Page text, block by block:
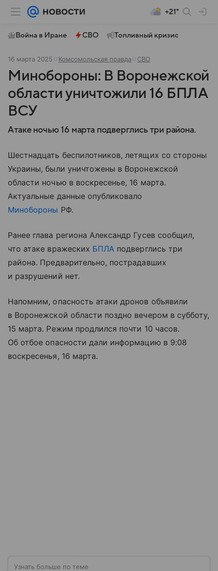
+21°
Война в Иране СВО Топливный кризис
16 марта 2025 Комсомольская правда СВО
Минобороны: В Воронежской
области уничтожили 16 БПЛА
ВСУ
Атаке ночью 16 марта подверглись три района.
Шестнадцать беспилотников, летящих со стороны
Украины, были уничтожены в Воронежской
области ночью в воскресенье, 16 марта.
Актуальные данные опубликовало
Минобороны РФ.
Ранее глава региона Александр Гусев сообщил,
что атаке вражеских БПЛА подверглись три
района. Предварительно, пострадавших
и разрушений нет.
Напомним, опасность атаки дронов объявили
в Воронежской области поздно вечером в субботу,
15 марта. Режим продлился почти 10 часов.
Об отбое опасности дали информацию в 9:08
воскресенья, 16 марта.
Узнать больше по теме